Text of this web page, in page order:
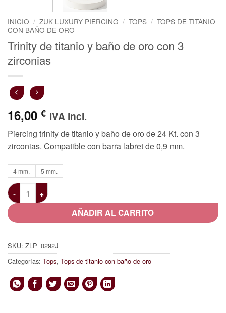
INICIO / ZUK LUXURY PIERCING / TOPS / TOPS DE TITANIO
CON BAÑO DE ORO
Trinity de titanio y baño de oro con 3
zirconias
16,00 € IVA incl.
Piercing trinity de titanio y baño de oro de 24 Kt. con 3
zirconias. Compatible con barra labret de 0,9 mm.
4 mm. 5 mm.
Trinity de titanio y baño de oro con 3 zirconias cantidad
AÑADIR AL CARRITO
SKU: ZLP_0292J
Categorías: Tops, Tops de titanio con baño de oro